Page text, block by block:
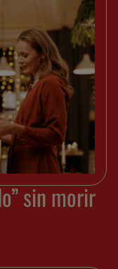
sin morir